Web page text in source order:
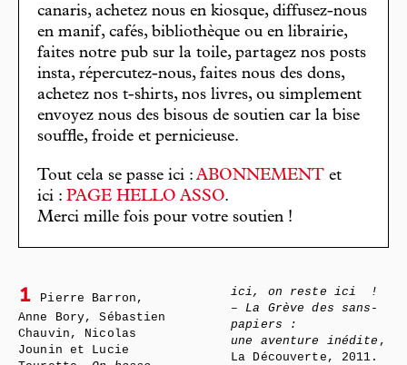
canaris, achetez nous en kiosque, diffusez-nous
en manif, cafés, bibliothèque ou en librairie,
faites notre pub sur la toile, partagez nos posts
insta, répercutez-nous, faites nous des dons,
achetez nos t-shirts, nos livres, ou simplement
envoyez nous des bisous de soutien car la bise
souffle, froide et pernicieuse.
Tout cela se passe ici : ABONNEMENT et
ici : PAGE HELLO ASSO.
Merci mille fois pour votre soutien !
1
Pierre Barron,
Anne Bory, Sébastien
Chauvin, Nicolas
Jounin et Lucie
ici, on reste ici
!
– La Grève des sans-
papiers :
une aventure inédite ,
La Découverte, 2011.